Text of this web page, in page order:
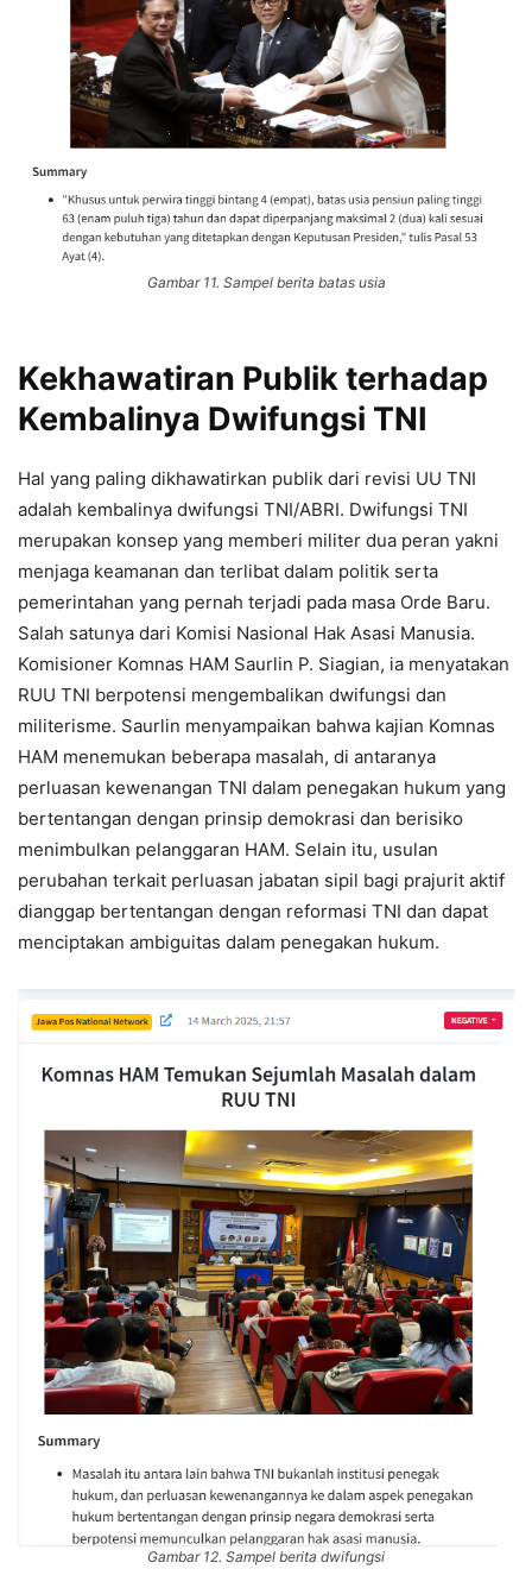
Gambar 11. Sampel berita batas usia
Kekhawatiran Publik terhadap
Kembalinya Dwifungsi TNI
Hal yang paling dikhawatirkan publik dari revisi UU TNI
adalah kembalinya dwifungsi TNI/ABRI. Dwifungsi TNI
merupakan konsep yang memberi militer dua peran yakni
menjaga keamanan dan terlibat dalam politik serta
pemerintahan yang pernah terjadi pada masa Orde Baru.
Salah satunya dari Komisi Nasional Hak Asasi Manusia.
Komisioner Komnas HAM Saurlin P. Siagian, ia menyatakan
RUU TNI berpotensi mengembalikan dwifungsi dan
militerisme. Saurlin menyampaikan bahwa kajian Komnas
HAM menemukan beberapa masalah, di antaranya
perluasan kewenangan TNI dalam penegakan hukum yang
bertentangan dengan prinsip demokrasi dan berisiko
menimbulkan pelanggaran HAM. Selain itu, usulan
perubahan terkait perluasan jabatan sipil bagi prajurit aktif
dianggap bertentangan dengan reformasi TNI dan dapat
menciptakan ambiguitas dalam penegakan hukum.
Gambar 12. Sampel berita dwifungsi